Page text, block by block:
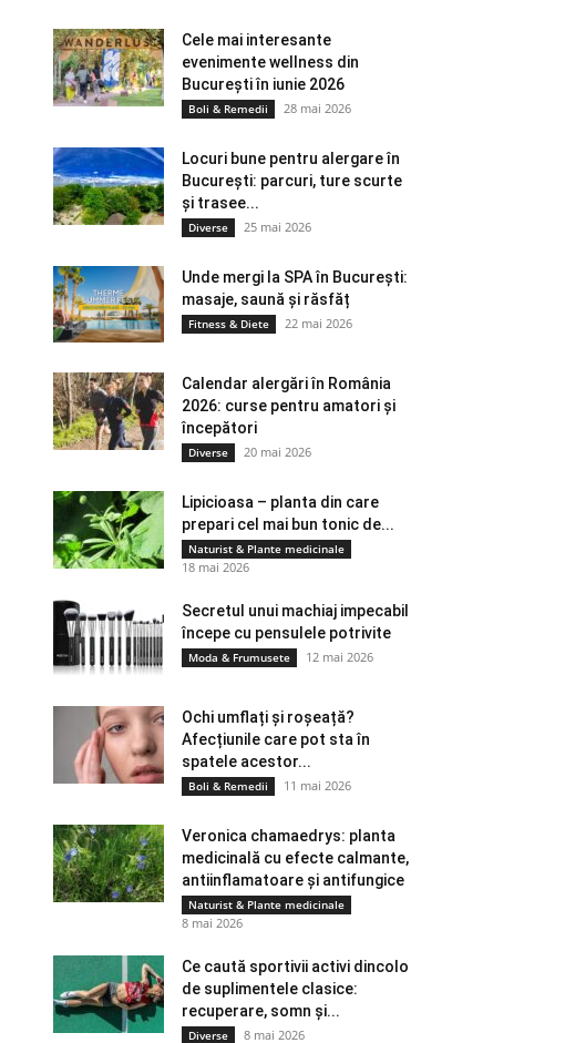
Cele mai interesante
evenimente wellness din
București în iunie 2026
Boli & Remedii 28 mai 2026
Locuri bune pentru alergare în
București: parcuri, ture scurte
și trasee...
Diverse 25 mai 2026
Unde mergi la SPA în București:
masaje, saună și răsfăț
Fitness & Diete 22 mai 2026
Calendar alergări în România
2026: curse pentru amatori și
începători
Diverse 20 mai 2026
Lipicioasa – planta din care
prepari cel mai bun tonic de...
Naturist & Plante medicinale
18 mai 2026
Secretul unui machiaj impecabil
începe cu pensulele potrivite
Moda & Frumusete 12 mai 2026
Ochi umflați și roșeață?
Afecțiunile care pot sta în
spatele acestor...
Boli & Remedii 11 mai 2026
Veronica chamaedrys: planta
medicinală cu efecte calmante,
antiinflamatoare și antifungice
Naturist & Plante medicinale
8 mai 2026
Ce caută sportivii activi dincolo
de suplimentele clasice:
recuperare, somn și...
Diverse 8 mai 2026